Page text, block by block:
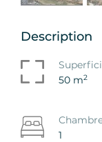
Description
50 m2
1